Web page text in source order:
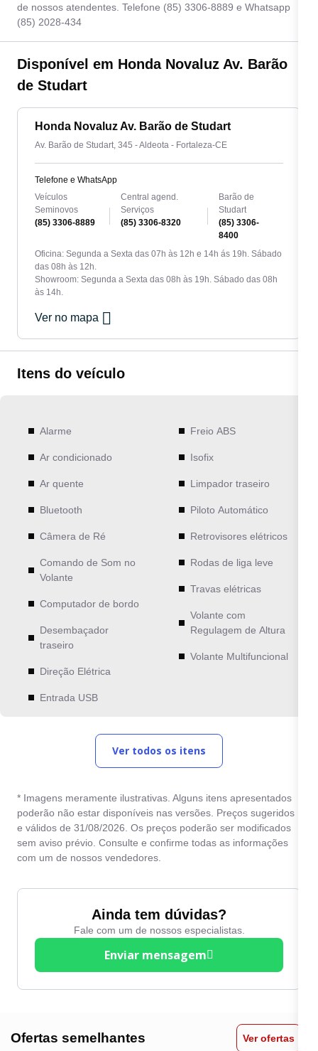
de nossos atendentes. Telefone (85) 3306-8889 e Whatsapp
(85) 2028-434
Disponível em Honda Novaluz Av. Barão
de Studart
Honda Novaluz Av. Barão de Studart
Av. Barão de Studart, 345 - Aldeota - Fortaleza-CE
Telefone e WhatsApp
Veículos
Seminovos
(85) 3306-8889
Central agend.
Serviços
(85) 3306-8320
Barão de
Studart
(85) 3306-
8400
Oficina: Segunda a Sexta das 07h às 12h e 14h ás 19h. Sábado
das 08h às 12h.
Showroom: Segunda a Sexta das 08h às 19h. Sábado das 08h
às 14h.
Ver no mapa
Itens do veículo
Alarme
Ar condicionado
Ar quente
Bluetooth
Câmera de Ré
Comando de Som no
Volante
Computador de bordo
Desembaçador
traseiro
Direção Elétrica
Entrada USB
Freio ABS
Isofix
Limpador traseiro
Piloto Automático
Retrovisores elétricos
Rodas de liga leve
Travas elétricas
Volante com
Regulagem de Altura
Volante Multifuncional
Ver todos os itens
* Imagens meramente ilustrativas. Alguns itens apresentados
poderão não estar disponíveis nas versões. Preços sugeridos
e válidos de 31/08/2026. Os preços poderão ser modificados
sem aviso prévio. Consulte e confirme todas as informações
com um de nossos vendedores.
Ainda tem dúvidas?
Fale com um de nossos especialistas.
Enviar mensagem
Ofertas semelhantes Ver ofertas